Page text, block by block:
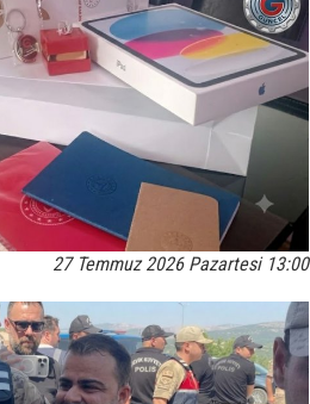
27 Temmuz 2026 Pazartesi 13:00